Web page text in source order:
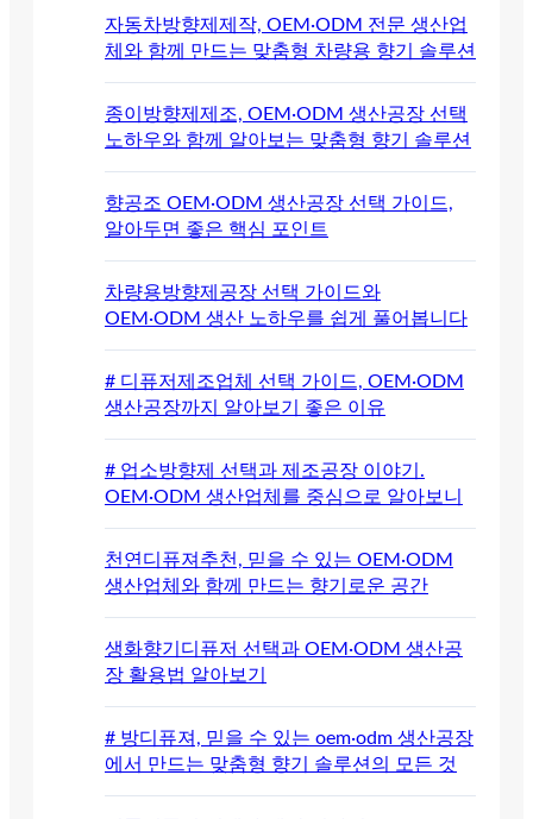
자동차방향제제작, OEM·ODM 전문 생산업
체와 함께 만드는 맞춤형 차량용 향기 솔루션
종이방향제제조, OEM·ODM 생산공장 선택
노하우와 함께 알아보는 맞춤형 향기 솔루션
향공조 OEM·ODM 생산공장 선택 가이드,
알아두면 좋은 핵심 포인트
차량용방향제공장 선택 가이드와
OEM·ODM 생산 노하우를 쉽게 풀어봅니다
# 디퓨저제조업체 선택 가이드, OEM·ODM
생산공장까지 알아보기 좋은 이유
# 업소방향제 선택과 제조공장 이야기.
OEM·ODM 생산업체를 중심으로 알아보니
천연디퓨져추천, 믿을 수 있는 OEM·ODM
생산업체와 함께 만드는 향기로운 공간
생화향기디퓨저 선택과 OEM·ODM 생산공
장 활용법 알아보기
# 방디퓨져, 믿을 수 있는 oem·odm 생산공장
에서 만드는 맞춤형 향기 솔루션의 모든 것